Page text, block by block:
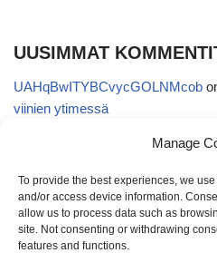
Manage
To provide the best experiences, we
and/or access device information.
allow us to process data such as
site. Not consenting or withdrawing
features and functions.
UUSIMMAT
UAHqBwITYBCvycGOLNMcob
viinien ytimessä
EgVGGttRTxKfbqUaWNglbon
AnonymousonKyläviini Riojasta
Tudelilla Crianza 2018 (Alko 14,88
CopatintoonKyläviini Riojasta –